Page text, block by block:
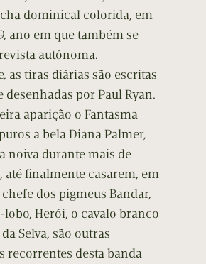
dominical colorida, em
ano em que também se
autónoma.
as tiras diárias são escritas
desenhadas por Paul Ryan.
aparição o Fantasma
a bela Diana Palmer,
noiva durante mais de
até finalmente casarem, em
chefe dos pigmeus Bandar,
lobo, Herói, o cavalo branco
Selva, são outras
recorrentes desta banda